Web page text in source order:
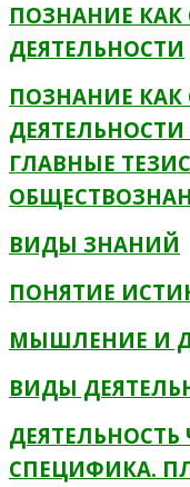
ПОЗНАНИЕ
ДЕЯТЕЛЬНОСТИ
ПОЗНАНИЕ
ГЛАВНЫЕ
ВИДЫ ЗНАНИЙ
ПОНЯТИЕ
МЫШЛЕНИЕ И
ВИДЫ
ДЕЯТЕЛЬНОСТЬ
СПЕЦИФИКА.